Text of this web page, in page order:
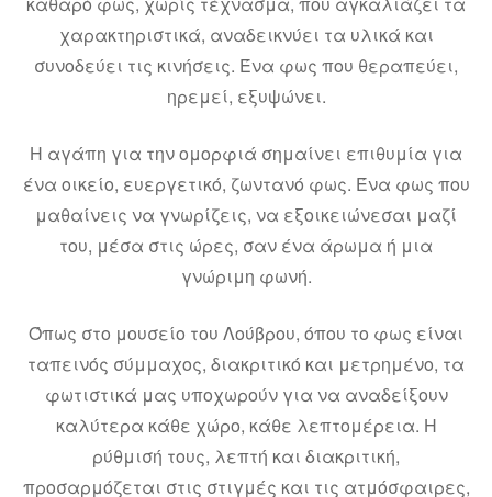
χαρακτηριστικά, αναδεικνύει τα υλικά και
συνοδεύει τις κινήσεις. Ένα φως που θεραπεύει,
ηρεμεί, εξυψώνει.
Η αγάπη για την ομορφιά σημαίνει επιθυμία για
ένα οικείο, ευεργετικό, ζωντανό φως. Ένα φως που
μαθαίνεις να γνωρίζεις, να εξοικειώνεσαι μαζί
του, μέσα στις ώρες, σαν ένα άρωμα ή μια
γνώριμη φωνή.
Όπως στο μουσείο του Λούβρου, όπου το φως είναι
ταπεινός σύμμαχος, διακριτικό και μετρημένο, τα
φωτιστικά μας υποχωρούν για να αναδείξουν
καλύτερα κάθε χώρο, κάθε λεπτομέρεια. Η
ρύθμισή τους, λεπτή και διακριτική,
προσαρμόζεται στις στιγμές και τις ατμόσφαιρες,